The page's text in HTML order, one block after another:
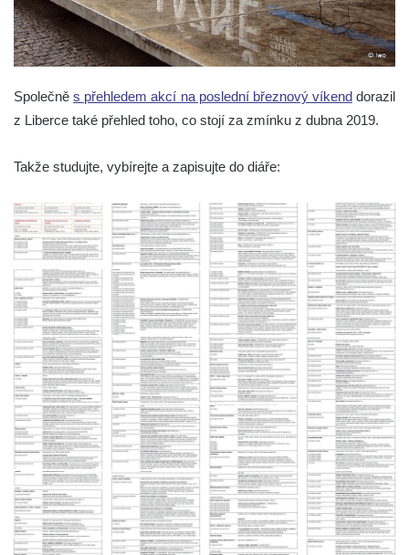
Společněs přehledem akcí na poslední březnový víkenddorazil
z Liberce také přehled toho, co stojí za zmínku z dubna 2019.
Takže studujte, vybírejte a zapisujte do diáře: